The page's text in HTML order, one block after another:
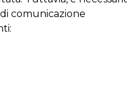
comunicazione